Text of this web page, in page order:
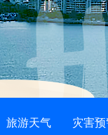
旅游天气 灾害